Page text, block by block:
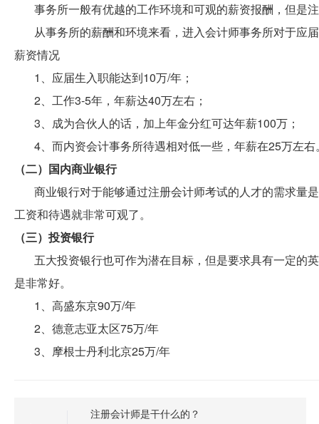
事务所一般有优越的工作环境和可观的薪资报酬，但是
从事务所的薪酬和环境来看，进入会计师事务所对于应
薪资情况
1、应届生入职能达到10万/年；
2、工作3-5年，年薪达40万左右；
3、成为合伙人的话，加上年金分红可达年薪100万；
4、而内资会计事务所待遇相对低一些，年薪在25万左右
（二）国内商业银行
商业银行对于能够通过注册会计师考试的人才的需求量
工资和待遇就非常可观了。
（三）投资银行
五大投资银行也可作为潜在目标，但是要求具有一定的
是非常好。
1、高盛东京90万/年
2、德意志亚太区75万/年
3、摩根士丹利北京25万/年
注册会计师是干什么的？